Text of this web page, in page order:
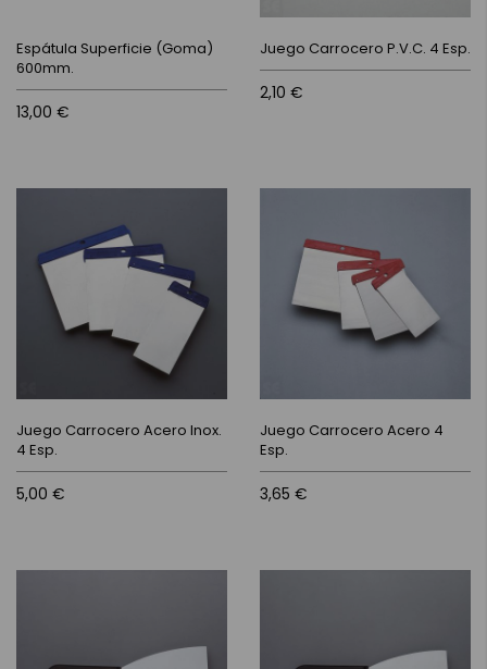
Espátula Superficie (Goma)
600mm.
13,00 €
Juego Carrocero P.V.C. 4 Esp.
2,10 €
Juego Carrocero Acero Inox.
4 Esp.
5,00 €
Juego Carrocero Acero 4
Esp.
3,65 €